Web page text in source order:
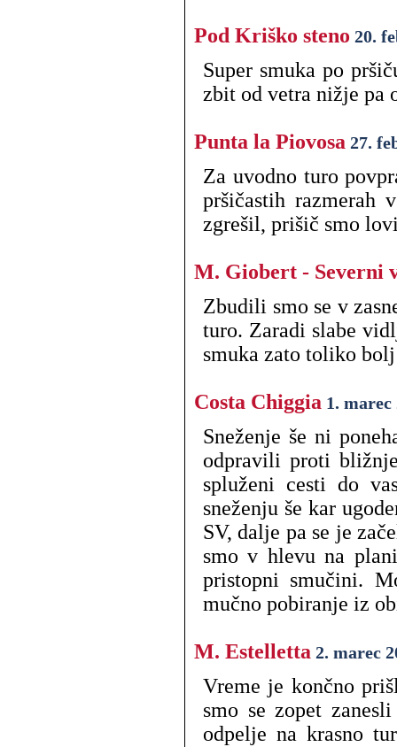
Pod Kriško steno 20.
Super smuka po
zbit od vetra nižje pa
Punta la Piovosa 27.
Za uvodno turo
pršičastih razmerah
zgrešil, prišič smo
M. Giobert - Severni
Zbudili smo se v
turo. Zaradi slabe
smuka zato toliko
Costa Chiggia 1. marec
Sneženje še ni
odpravili proti
spluženi cesti do
sneženju še kar
SV, dalje pa se je
smo v hlevu na
pristopni smučini.
mučno pobiranje iz
M. Estelletta 2. marec
Vreme je končno
smo se zopet
odpelje na krasno